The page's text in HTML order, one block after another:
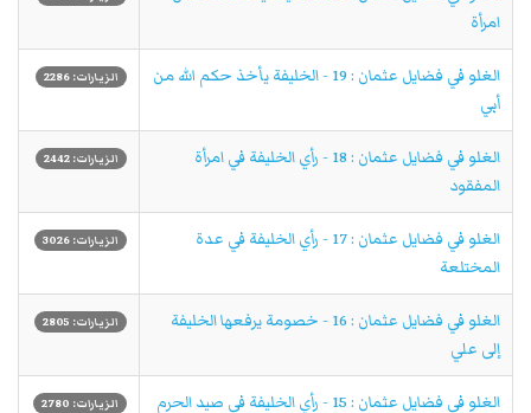
امرأة
الغلو في فضايل عثمان : 19 - الخليفة يأخذ حكم الله من
أبي
الزيارات: 2286
الغلو في فضايل عثمان : 18 - رأي الخليفة في امرأة
المفقود
الزيارات: 2442
الغلو في فضايل عثمان : 17 - رأي الخليفة في عدة
المختلعة
الزيارات: 3026
الغلو في فضايل عثمان : 16 - خصومة يرفعها الخليفة
إلى علي
الزيارات: 2805
الغلو في فضايل عثمان : 15 - رأي الخليفة في صيد الحرم الزيارات: 2780